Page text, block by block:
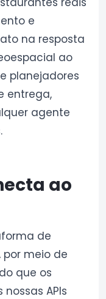
e
na resposta
ao
planejadores
entrega,
agente
ao
de
meio de
que os
APIs